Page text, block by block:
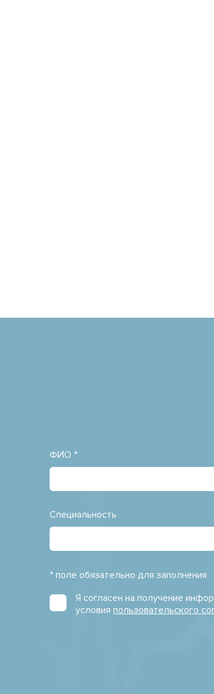
ФИО *
Специальность
* поле обязательно для заполнения
Я согласен на получение
условия пользовательского